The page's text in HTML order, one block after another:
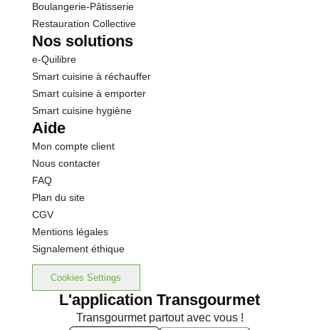
Boulangerie-Pâtisserie
Restauration Collective
Nos solutions
e-Quilibre
Smart cuisine à réchauffer
Smart cuisine à emporter
Smart cuisine hygiène
Aide
Mon compte client
Nous contacter
FAQ
Plan du site
CGV
Mentions légales
Signalement éthique
Cookies Settings
L'application Transgourmet
Transgourmet partout avec vous !